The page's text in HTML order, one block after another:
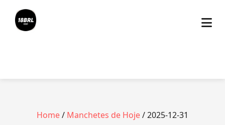
Home/ Manchetes de Hoje/ 2025-12-31